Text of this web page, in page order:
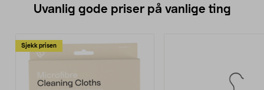
Uvanlig gode priser på vanlige ting
Sjekk prisen